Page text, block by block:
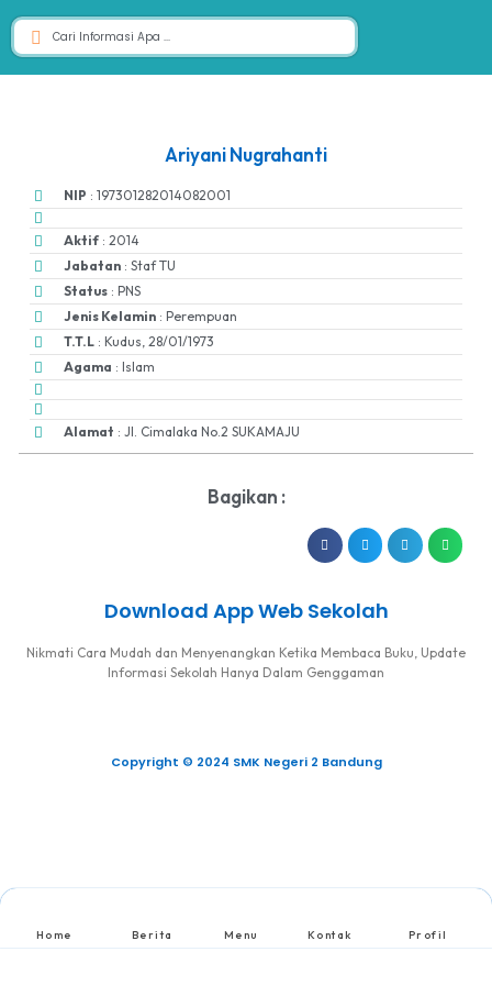
Ariyani Nugrahanti
NIP : 197301282014082001
Aktif : 2014
Jabatan : Staf TU
Status : PNS
Jenis Kelamin : Perempuan
T.T.L : Kudus, 28/01/1973
Agama : Islam
Alamat : Jl. Cimalaka No.2 SUKAMAJU
Bagikan :
Download App Web Sekolah
Nikmati Cara Mudah dan Menyenangkan Ketika Membaca Buku, Update
Informasi Sekolah Hanya Dalam Genggaman
Copyright © 2024 SMK Negeri 2 Bandung
Home Berita Menu Kontak Profil